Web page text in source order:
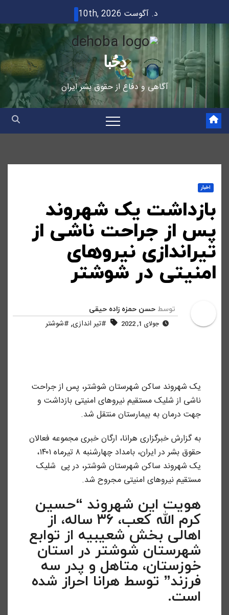
to
د. آگوست 10th, 2026
دِحُبا
آگاهی و دفاع از حقوق بشر ایران
اخبار
بازداشت یک شهروند
پس از جراحت ناشی از
تیراندازی نیروهای
امنیتی در شوشتر
توسط حسن حمزه زاده حیقی
جولای 1, 2022 #تیر اندازی, #شوشتر
یک شهروند ساکن شهرستان شوشتر، پس از جراحت
ناشی از شلیک مستقیم نیروهای امنیتی بازداشت و
جهت درمان به بیمارستان منتقل شد.
به گزارش خبرگزاری هرانا، ارگان خبری مجموعه فعالان
حقوق بشر در ایران، بامداد چهارشنبه ۸ تیرماه ۱۴۰۱،
یک شهروند ساکن شهرستان شوشتر، در پی شلیک
مستقیم نیروهای امنیتی مجروح شد.
هویت این شهروند “حسین
کرم الله کعب، ۳۶ ساله، از
اهالى بخش شعیبیه از توابع
شهرستان شوشتر در استان
خوزستان، متاهل و پدر سه
فرزند” توسط هرانا احراز شده
است.